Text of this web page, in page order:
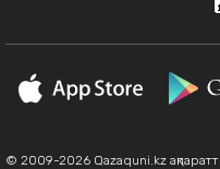
© 2009-2026 Qazaquni.kz